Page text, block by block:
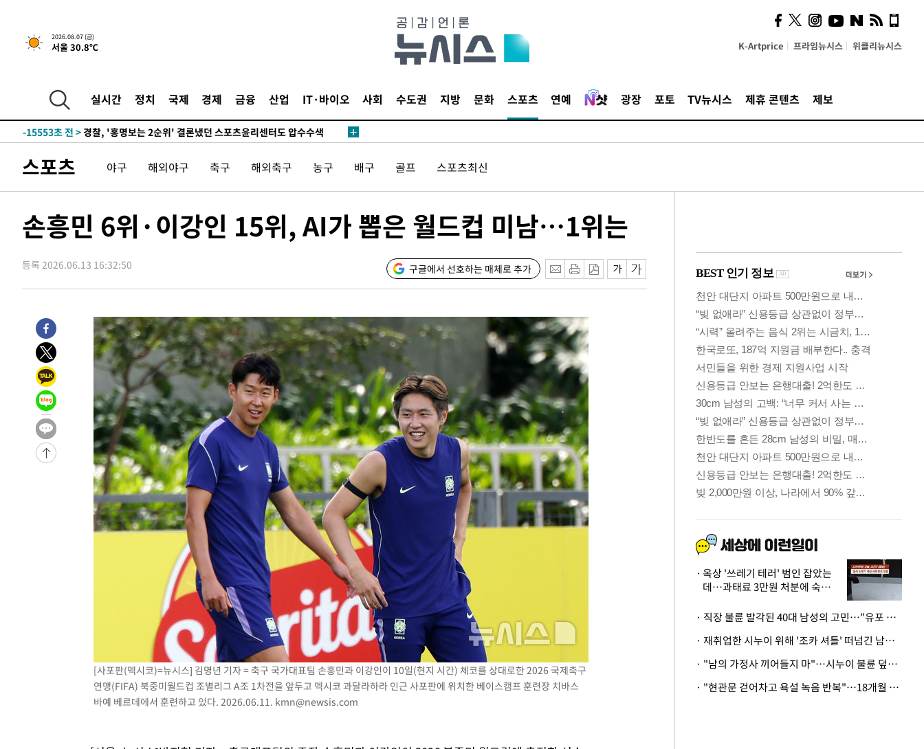
2026.08.07 (금)
서울 30.8℃ K-Artprice 프라임뉴시스 위클리뉴시스
실시간 정치 국제 경제 금융 산업 IT·바이오 사회 수도권 지방 문화 스포츠 연예 광장 포토 TV뉴시스 제휴 콘텐츠 제보
5시간 전 >내일까지 39도 '펄펄'…기상청 "태풍 지나며 폭염 잠시 꺾인다"
-18075초 전 >
[속보] 뉴욕증시, 혼조 출발…나스닥 0.3%↓, 다우 0.14%↑
-16868초 전 >
-15553초 전 >경찰, '홍명보는 2순위' 결론냈던 스포츠윤리센터도 압수수색
-897초 전 >日방위성, 北이 동해로 쏜 발사체는 탄도미사일 가능성
11분 전 >[속보] SKT, 에이닷 서비스 장애 발생…"원인 파악 중"
31분 전 >'낮 최고 39도' 불볕더위…한밤 열대야도 계속[내일날씨]
37분 전 >"韓 외환시장 개입 관측 배경엔 美의 대한국 무역적자 있어"
50분 전 >
[속보]종합특검, 대검 추가 압수수색…내란 중요임무종사 혐의
1시간 전 >
[속보]코스닥, 800p 회복…0.26% 오른 801.67 마감
1시간 전 >
[속보]코스피, 301.88포인트(4.58%) 내린 6296.38 마감
1시간 전 >
[속보]원·달러 환율, 0.7원 내린 1423.8원 마감
2시간 전 >
"여기 떨어졌다"…다누리, 스페이스X 로켓 달 충돌 흔적 포착
3시간 전 >
손흥민, 5경기 연속골 실패…LAFC는 승부차기 끝 과달라하라 격파
5시간 전 >
내일까지 39도 '펄펄'…기상청 "태풍 지나며 폭염 잠시 꺾인다"
-18639초 전 >
'월드컵 탈락 후폭풍' 축구협회…11시간 걸린 초유의 압수수색(종
[속보] 뉴욕증시, 혼조 출발…나스닥 0.3%↓, 다우 0.14%↑
축구협회, 15년 전 심판 성 접대 파문에 "현재는 내부 지침 준수"
경찰, '홍명보는 2순위' 결론냈던 스포츠윤리센터도 압수수색
[속보]합참 "北 발사체는 단거리탄도미사일…감시·경계태세 강화"
日방위성, 北이 동해로 쏜 발사체는 탄도미사일 가능성
[속보] SKT, 에이닷 서비스 장애 발생…"원인 파악 중"
[속보]합참 "북, 동해상으로 미상 발사체 발사"
'낮 최고 39도' 불볕더위…한밤 열대야도 계속[내일날씨]
[속보]7~9일 프로야구 3연전도 폭염 취소…11일 재개
"韓 외환시장 개입 관측 배경엔 美의 대한국 무역적자 있어"
'월드컵 탈락 후폭풍' 축구협회…초유의 압수수색에 '충격·당황'
서울 낮 37.9도, 올여름 최고치 경신…영등포 순간 '40도'
[속보]종합특검, 대검 추가 압수수색…내란 중요임무종사 혐의
스포츠 야구 해외야구 축구 해외축구 농구 배구 골프 스포츠최신
손흥민 6위·이강인 15위, AI가 뽑은 월드컵 미남…1위는
등록 2026.06.13 16:32:50 구글에서 선호하는 매체로 추가
[사포판(멕시코)=뉴시스] 김명년 기자 = 축구 국가대표팀 손흥민과 이강인이 10일(현지 시간) 체코를 상대로한 2026 국제축구
연맹(FIFA) 북중미월드컵 조별리그 A조 1차전을 앞두고 멕시코 과달라하라 인근 사포판에 위치한 베이스캠프 훈련장 치바스
바예 베르데에서 훈련하고 있다. 2026.06.11. kmn@newsis.com
의견, 국토부·LH에 충실히
전달할 것"
옥상 '쓰레기 테러' 범인 잡았는
데…과태료 3만원 처분에 숙박업
· 직장 불륜 발각된 40대 남성의 고민…"유포 동료 명예훼손·협박죄 고소 가능할까"
· 재취업한 시누이 위해 '조카 셔틀' 떠넘긴 남편…아내 "난 못한다"
· "남의 가정사 끼어들지 마"…시누이 불륜 덮으려는 남편에 억울한 아내
· "현관문 걷어차고 욕설 녹음 반복"…18개월 아기 키우는 집 뒤흔든 '앞집의 비극'